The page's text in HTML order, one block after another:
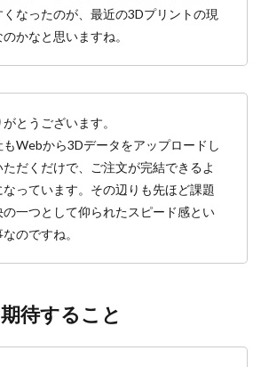
くなったのが、最近の3Dプリントの現
かなと思いますね。
がとうございます。
もWebから3Dデータをアップロードし
ただくだけで、ご注文が完結できるよ
なっています。その辺りも先ほど課題
の一つとして仰られたスピード感とい
なのですね。
待すること